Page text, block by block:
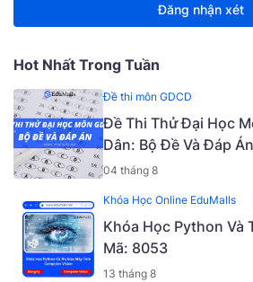
Đăng nhận xét
Hot Nhất Trong Tuần
Đề thi môn GDCD
Đề Thi Thử Đại Học
Dân: Bộ Đề Và Đáp Án
04 tháng 8
Khóa Học Online EduMalls
Khóa Học Python Và
Mã: 8053
13 tháng 8